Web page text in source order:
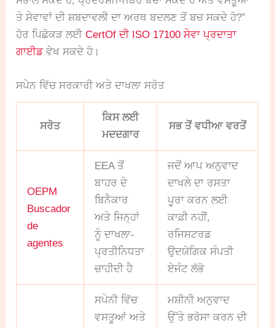
ਤੇ ਸੇਵਾਵਾਂ ਦੀ ਸ਼ਬਦਾਵਲੀ ਦਾ ਅਰਥ ਬਦਲਣ ਤੋਂ ਬਚ ਸਕਦੇ ਹੋ?”
ਹੋਰ ਪਿਛੋਕੜ ਲਈCertOf ਦੀ ISO 17100 ਸੇਵਾ ਪ੍ਰਦਾਤਾ
ਗਾਈਡਵੇਖ ਸਕਦੇ ਹੋ।
ਸਪੇਨ ਵਿੱਚ ਸਰਕਾਰੀ ਅਤੇ ਦਾਖਲਾ ਸਰੋਤ
ਸਰੋਤ
ਕਿਸ ਲਈ
ਮਦਦਗਾਰ
ਸਭ ਤੋਂ ਵਧੀਆ ਵਰਤੋਂ
OEPM
Buscador
de
agentes
EEA ਤੋਂ
ਬਾਹਰ ਦੇ
ਬਿਨੈਕਾਰ
ਅਤੇ ਜਿਨ੍ਹਾਂ
ਨੂੰ ਦਾਖਲਾ-
ਪ੍ਰਤੀਨਿਧਤਾ
ਚਾਹੀਦੀ ਹੈ
ਜਦੋਂ ਆਪ ਅਨੁਵਾਦ
ਦਾਖਲੇ ਦਾ ਰਸਤਾ
ਪੂਰਾ ਕਰਨ ਲਈ
ਕਾਫ਼ੀ ਨਹੀਂ,
ਰਜਿਸਟਰਡ
ਉਦਯੋਗਿਕ ਸੰਪਤੀ
ਏਜੰਟ ਲੱਭੋ
ਸਪੇਨੀ ਵਿੱਚ
ਵਸਤੂਆਂ ਅਤੇ
ਮਸ਼ੀਨੀ ਅਨੁਵਾਦ
ਉੱਤੇ ਭਰੋਸਾ ਕਰਨ ਦੀ